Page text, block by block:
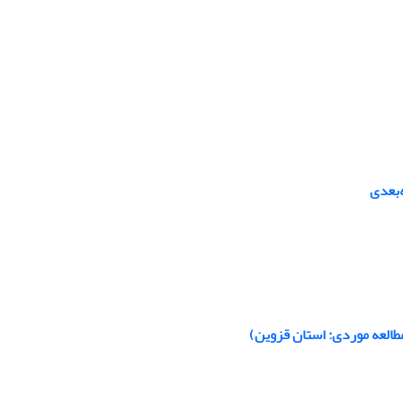
موردی: استان قزوین)